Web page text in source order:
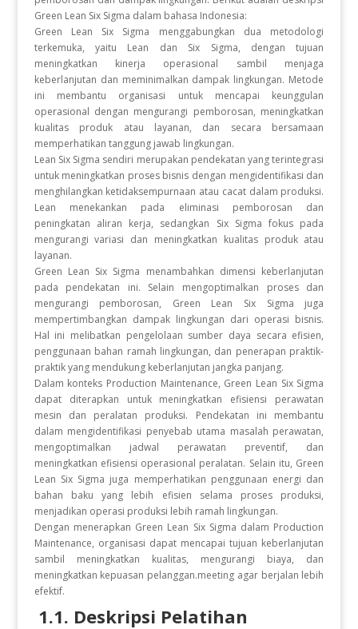
Green Lean Six Sigma dalam bahasa Indonesia:
Green Lean Six Sigma menggabungkan dua metodologi
terkemuka, yaitu Lean dan Six Sigma, dengan tujuan
meningkatkan kinerja operasional sambil menjaga
keberlanjutan dan meminimalkan dampak lingkungan. Metode
ini membantu organisasi untuk mencapai keunggulan
operasional dengan mengurangi pemborosan, meningkatkan
kualitas produk atau layanan, dan secara bersamaan
memperhatikan tanggung jawab lingkungan.
Lean Six Sigma sendiri merupakan pendekatan yang terintegrasi
untuk meningkatkan proses bisnis dengan mengidentifikasi dan
menghilangkan ketidaksempurnaan atau cacat dalam produksi.
Lean menekankan pada eliminasi pemborosan dan
peningkatan aliran kerja, sedangkan Six Sigma fokus pada
mengurangi variasi dan meningkatkan kualitas produk atau
layanan.
Green Lean Six Sigma menambahkan dimensi keberlanjutan
pada pendekatan ini. Selain mengoptimalkan proses dan
mengurangi pemborosan, Green Lean Six Sigma juga
mempertimbangkan dampak lingkungan dari operasi bisnis.
Hal ini melibatkan pengelolaan sumber daya secara efisien,
penggunaan bahan ramah lingkungan, dan penerapan praktik-
praktik yang mendukung keberlanjutan jangka panjang.
Dalam konteks Production Maintenance, Green Lean Six Sigma
dapat diterapkan untuk meningkatkan efisiensi perawatan
mesin dan peralatan produksi. Pendekatan ini membantu
dalam mengidentifikasi penyebab utama masalah perawatan,
mengoptimalkan jadwal perawatan preventif, dan
meningkatkan efisiensi operasional peralatan. Selain itu, Green
Lean Six Sigma juga memperhatikan penggunaan energi dan
bahan baku yang lebih efisien selama proses produksi,
menjadikan operasi produksi lebih ramah lingkungan.
Dengan menerapkan Green Lean Six Sigma dalam Production
Maintenance, organisasi dapat mencapai tujuan keberlanjutan
sambil meningkatkan kualitas, mengurangi biaya, dan
meningkatkan kepuasan pelanggan.meeting agar berjalan lebih
efektif.
1.1. Deskripsi Pelatihan